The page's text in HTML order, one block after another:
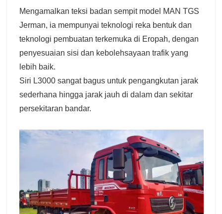
Mengamalkan teksi badan sempit model MAN TGS
Jerman, ia mempunyai teknologi reka bentuk dan
teknologi pembuatan terkemuka di Eropah, dengan
penyesuaian sisi dan kebolehsayaan trafik yang
lebih baik.
Siri L3000 sangat bagus untuk pengangkutan jarak
sederhana hingga jarak jauh di dalam dan sekitar
persekitaran bandar.